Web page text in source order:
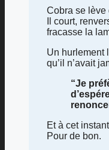
Cobra se lève
Il court,
fracasse la
Un hurlement
qu’il n’avait
“Je
Et à cet
Pour de bon.